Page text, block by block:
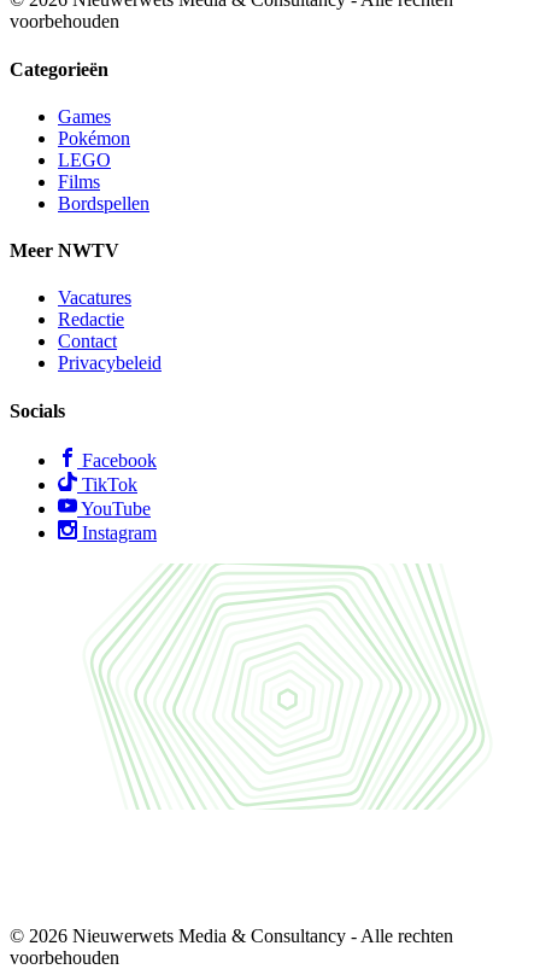
voorbehouden
Categorieën
Games
Pokémon
LEGO
Films
Bordspellen
Meer NWTV
Vacatures
Redactie
Contact
Privacybeleid
Socials
Facebook
TikTok
YouTube
Instagram
© 2026 Nieuwerwets Media & Consultancy - Alle rechten
voorbehouden